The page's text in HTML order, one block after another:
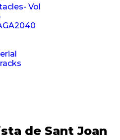
Vol
de Sant Joan